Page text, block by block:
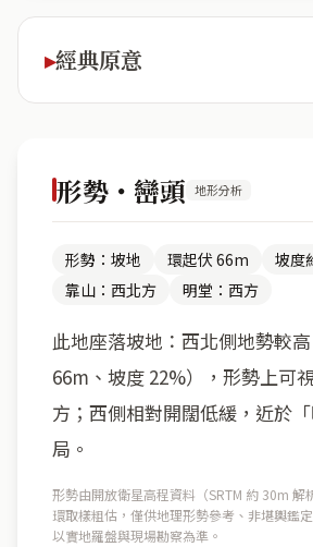
經典原意
形勢・巒頭 地形分析
形勢：坡地 環起伏 66m
坡度
靠山：西北方
明堂：西方
此地座落坡地：西北側地勢較
66m、坡度 22%），形勢上可
方；西側相對開闊低緩，近於
局。
形勢由開放衛星高程資料（SRTM 約 30m 解
環取樣粗估，僅供地理形勢參考、非堪輿鑑
以實地羅盤與現場勘察為準。